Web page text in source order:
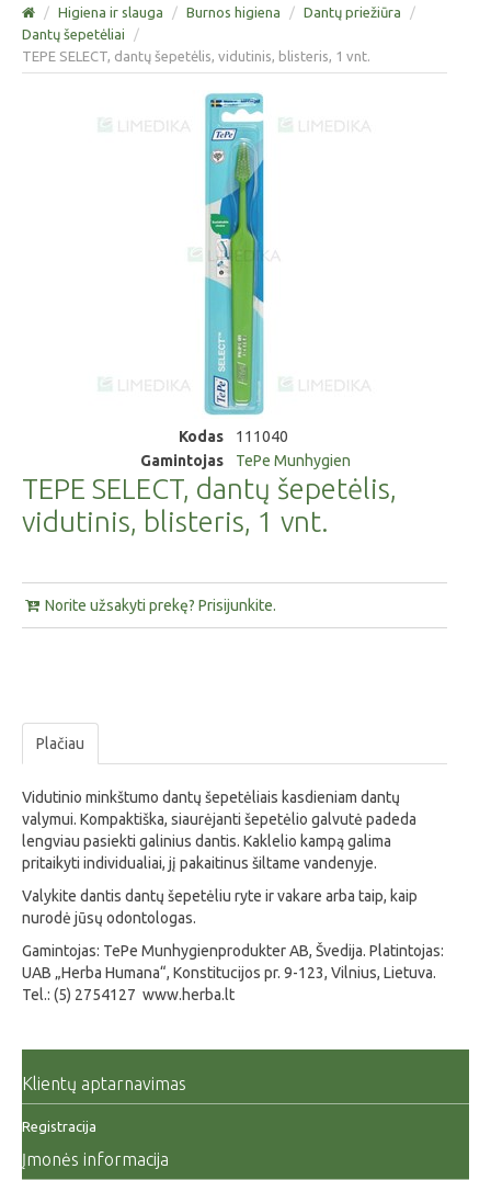
/ Higiena ir slauga / Burnos higiena / Dantų priežiūra
/
Dantų šepetėliai
/
TEPE SELECT, dantų šepetėlis, vidutinis, blisteris, 1 vnt.
Kodas
111040
Gamintojas
TePe Munhygien
TEPE SELECT, dantų šepetėlis,
vidutinis, blisteris, 1 vnt.
Norite užsakyti prekę? Prisijunkite.
Plačiau
Vidutinio minkštumo dantų šepetėliais kasdieniam dantų
valymui. Kompaktiška, siaurėjanti šepetėlio galvutė padeda
lengviau pasiekti galinius dantis. Kaklelio kampą galima
pritaikyti individualiai, jį pakaitinus šiltame vandenyje.
Valykite dantis dantų šepetėliu ryte ir vakare arba taip, kaip
nurodė jūsų odontologas.
Gamintojas: TePe Munhygienprodukter AB, Švedija. Platintojas:
UAB „Herba Humana“, Konstitucijos pr. 9-123, Vilnius, Lietuva.
Tel.: (5) 2754127 www.herba.lt
Klientų aptarnavimas
Registracija
Įmonės informacija